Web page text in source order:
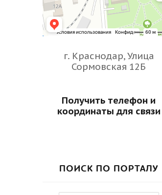
г. Краснодар, Улица
Сормовская 12Б
Получить телефон и
координаты для связи
ПОИСК ПО ПОРТАЛУ